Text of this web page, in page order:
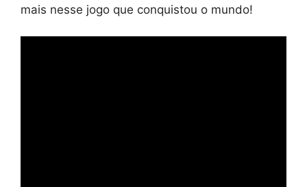
mais nesse jogo que conquistou o mundo!